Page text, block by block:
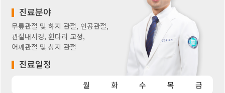
진료분야
무릎관절 및 하지 관절, 인공관절,
관절내시경, 휜다리 교정,
어깨관절 및 상지 관절
진료일정
월 화 수 목 금